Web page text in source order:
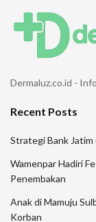
Dermaluz.co.id -
Recent Posts
Strategi Bank
Wamenpar Hadiri
Penembakan
Anak di Mamuju
Korban